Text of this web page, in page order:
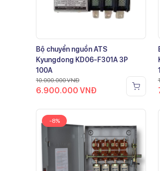
Bộ chuyển nguồn ATS
Kyungdong KD06-F301A 3P
100A
10.000.000VNĐ
6.900.000 VNĐ
-8%